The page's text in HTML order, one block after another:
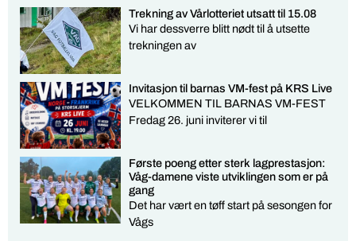
Trekning av Vårlotteriet utsatt til 15.08
Vi har dessverre blitt nødt til å utsette
trekningen av
Invitasjon til barnas VM-fest på KRS Live
VELKOMMEN TIL BARNAS VM-FEST
Fredag 26. juni inviterer vi til
Første poeng etter sterk lagprestasjon:
Våg-damene viste utviklingen som er på
gang
Det har vært en tøff start på sesongen for
Vågs